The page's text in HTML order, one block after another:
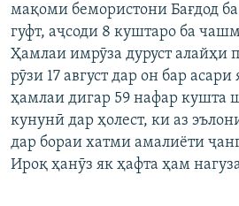
ГУЗОРИШҲОИ РАДИОӢ
КИТОБҲОИ ОЗОДӢ
Русский
ПАЙГИРӢ КУНЕД
мақоми бемористони Бағдод
гуфт, аҷсоди 8 куштаро ба
Ҳамлаи имрӯза дуруст алайҳи
рӯзи 17 август дар он бар
ҳамлаи дигар 59 нафар кушта
кунунӣ дар ҳолест, ки аз
дар бораи хатми амалиёти
Ироқ ҳанӯз як ҳафта ҳам